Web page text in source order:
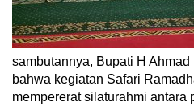
sambutannya, Bupati H Ahmad
bahwa kegiatan Safari
mempererat silaturahmi antara